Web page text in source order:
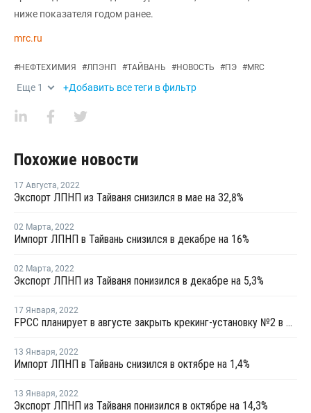
ниже показателя годом ранее.
mrc.ru
#НЕФТЕХИМИЯ #ЛПЭНП #ТАЙВАНЬ #НОВОСТЬ #ПЭ #MRC
Еще 1 +Добавить все теги в фильтр
Похожие новости
17 Августа, 2022
Экспорт ЛПНП из Тайваня снизился в мае на 32,8%
02 Марта, 2022
Импорт ЛПНП в Тайвань снизился в декабре на 16%
02 Марта, 2022
Экспорт ЛПНП из Тайваня понизился в декабре на 5,3%
17 Января, 2022
FPCC планирует в августе закрыть крекинг-установку №2 в Майлиао на ремонт
13 Января, 2022
Импорт ЛПНП в Тайвань снизился в октябре на 1,4%
13 Января, 2022
Экспорт ЛПНП из Тайваня понизился в октябре на 14,3%